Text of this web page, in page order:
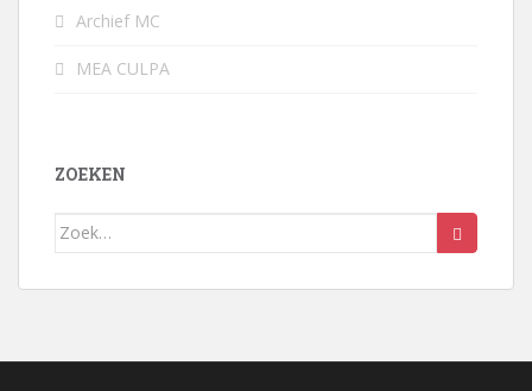
Archief MC
MEA CULPA
ZOEKEN
Zoek